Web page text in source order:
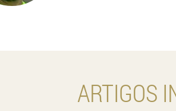
ARTIGOS